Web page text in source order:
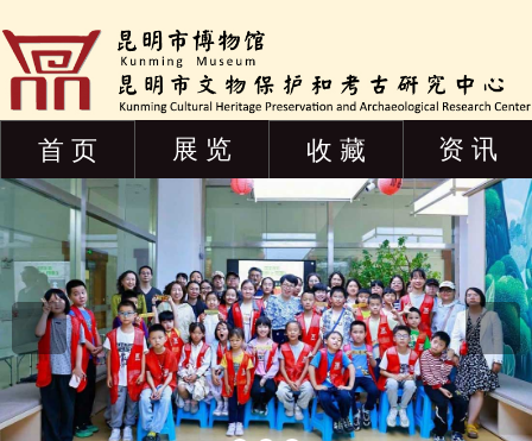
首 页 展 览 收 藏 资 讯